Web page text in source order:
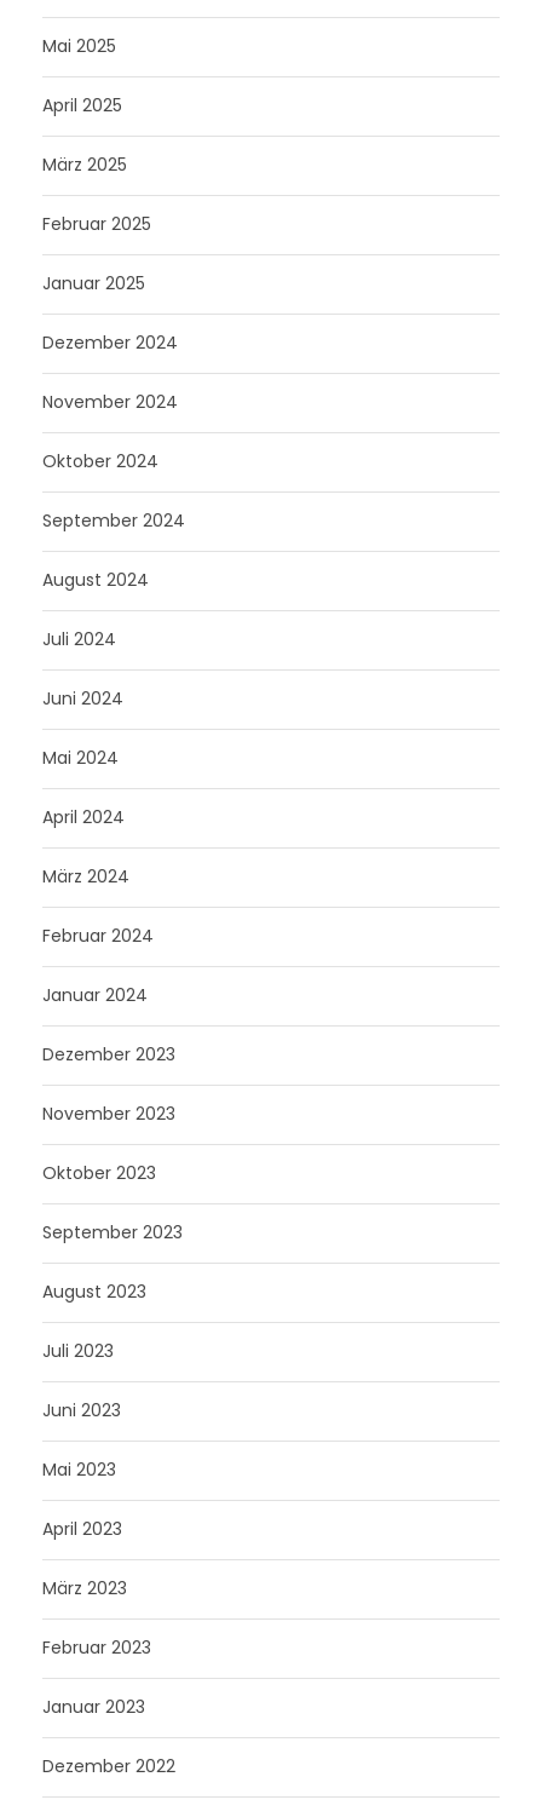
Mai 2025
April 2025
März 2025
Februar 2025
Januar 2025
Dezember 2024
November 2024
Oktober 2024
September 2024
August 2024
Juli 2024
Juni 2024
Mai 2024
April 2024
März 2024
Februar 2024
Januar 2024
Dezember 2023
November 2023
Oktober 2023
September 2023
August 2023
Juli 2023
Juni 2023
Mai 2023
April 2023
März 2023
Februar 2023
Januar 2023
Dezember 2022